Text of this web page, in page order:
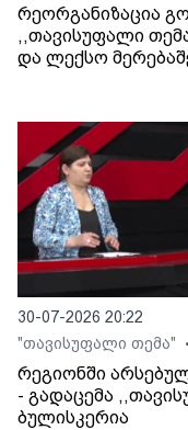
რეორგანიზაცია
,,თავისუფალი
და ლექსო
30-07-2026 20:22
"თავისუფალი თემა"
•
რეგიონში
- გადაცემა
ბულისკერია